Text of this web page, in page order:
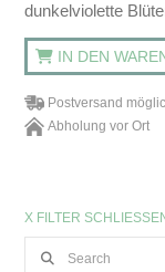
dunkelviolette
IN DEN
Postversand
Abholung vor Ort
X FILTER